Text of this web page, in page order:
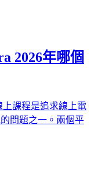
2026年哪個
上課程是追求線上電
問題之一。兩個平